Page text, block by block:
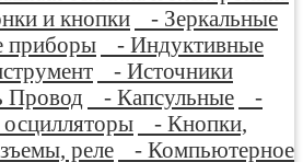
и кнопки
- Зеркальные
приборы
- Индуктивные
- Источники
Провод - Капсульные
-
- Кнопки,
реле
- Компьютерное